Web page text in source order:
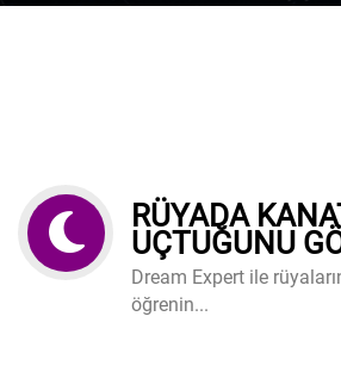
RÜYADA
UÇTUĞUNU
Dream Expert ile
öğrenin...